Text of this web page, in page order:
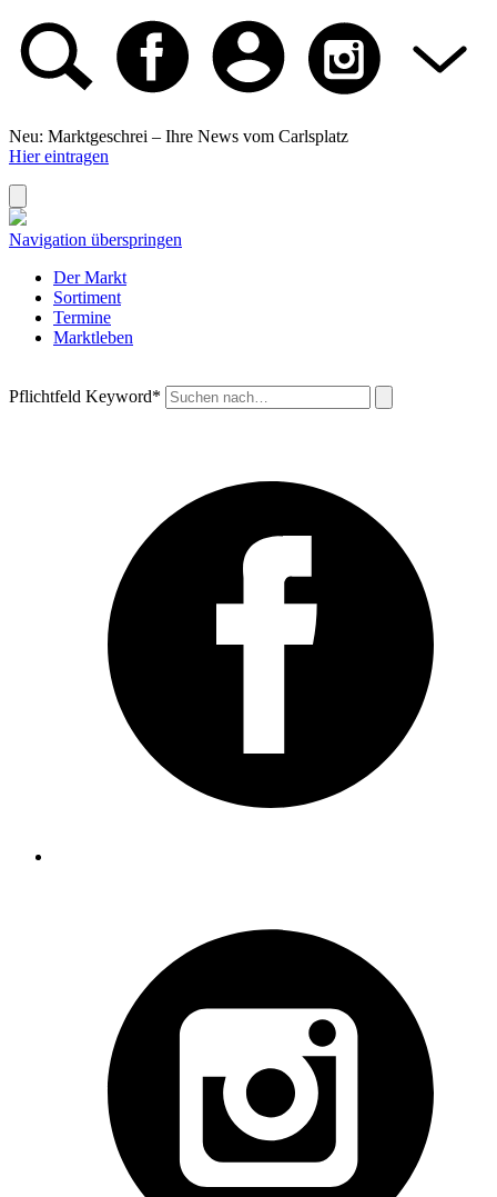
Neu: Marktgeschrei – Ihre News vom Carlsplatz
Hier eintragen
Navigation überspringen
Der Markt
Sortiment
Termine
Marktleben
Pflichtfeld Keyword*